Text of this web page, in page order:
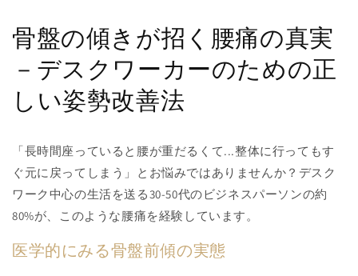
骨盤の傾きが招く腰痛の真実
－デスクワーカーのための正
しい姿勢改善法
「長時間座っていると腰が重だるくて...整体に行ってもす
ぐ元に戻ってしまう」とお悩みではありませんか？デスク
ワーク中心の生活を送る30-50代のビジネスパーソンの約
80%が、このような腰痛を経験しています。
医学的にみる骨盤前傾の実態